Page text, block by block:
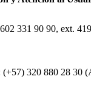
331 90 90, ext.
(+57) 320 880 28 30